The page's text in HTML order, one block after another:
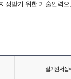
정받기 위한 기술인력
실기원서접